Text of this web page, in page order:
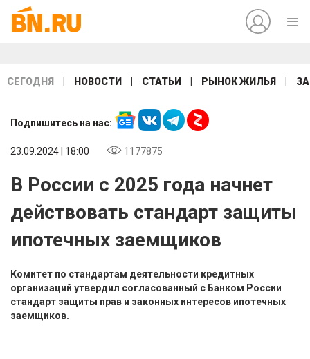
СЕГОДНЯ НОВОСТИ СТАТЬИ РЫНОК ЖИЛЬЯ
Подпишитесь на нас:
23.09.2024 | 18:00 1177875
В России с 2025 года начнет
действовать стандарт защиты
ипотечных заемщиков
Комитет по стандартам деятельности кредитных
организаций утвердил согласованный с Банком России
стандарт защиты прав и законных интересов ипотечных
заемщиков.